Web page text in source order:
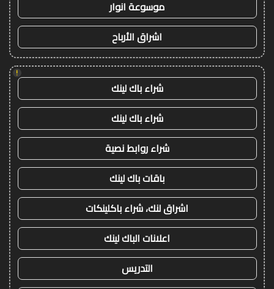
موسوعة انوار
اشراق الأرباح
!
شراء باك لينك
شراء باك لينك
شراء روابط نصية
باقات باك لينك
اشراق لنك، شراء باكلينكات
اعلانات الباك لينك
التدريس